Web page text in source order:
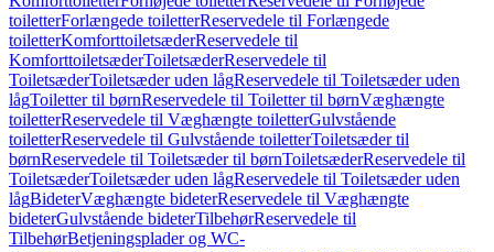
toiletterForlængede toiletterReservedele til Forlængede
toiletterKomforttoiletsæderReservedele til
KomforttoiletsæderToiletsæderReservedele til
ToiletsæderToiletsæder uden lågReservedele til Toiletsæder uden
lågToiletter til børnReservedele til Toiletter til børnVæghængte
toiletterReservedele til Væghængte toiletterGulvstående
toiletterReservedele til Gulvstående toiletterToiletsæder til
børnReservedele til Toiletsæder til børnToiletsæderReservedele til
ToiletsæderToiletsæder uden lågReservedele til Toiletsæder uden
lågBideterVæghængte bideterReservedele til Væghængte
bideterGulvstående bideterTilbehørReservedele til
TilbehørBetjeningsplader og WC-